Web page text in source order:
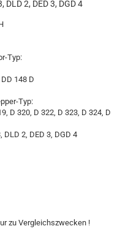
DLD 2, DED 3, DGD 4
Typ:
148 D
Typ:
D 320, D 322, D 323, D 324, D
DLD 2, DED 3, DGD 4
zu Vergleichszwecken !